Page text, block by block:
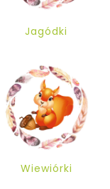
Jagódki
Wiewiórki